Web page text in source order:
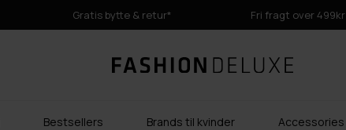
Gratis bytte & retur* Fri fragt over 499kr
Bestsellers Brands til kvinder Accessories